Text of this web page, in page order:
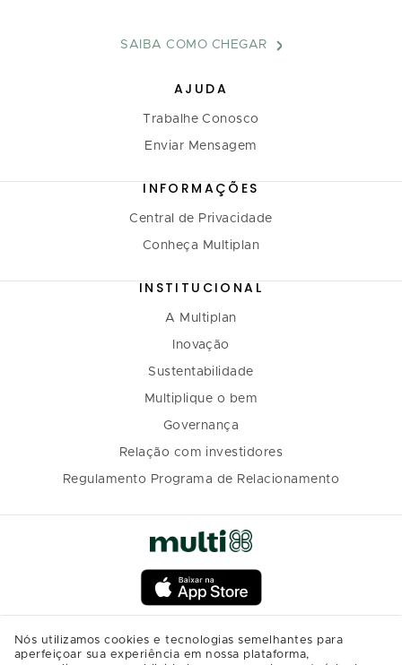
SAIBA COMO CHEGAR
AJUDA
Trabalhe Conosco
Enviar Mensagem
INFORMAÇÕES
Central de Privacidade
Conheça Multiplan
INSTITUCIONAL
A Multiplan
Inovação
Sustentabilidade
Multiplique o bem
Governança
Relação com investidores
Regulamento Programa de Relacionamento
Nós utilizamos cookies e tecnologias semelhantes para
aperfeiçoar sua experiência em nossa plataforma,